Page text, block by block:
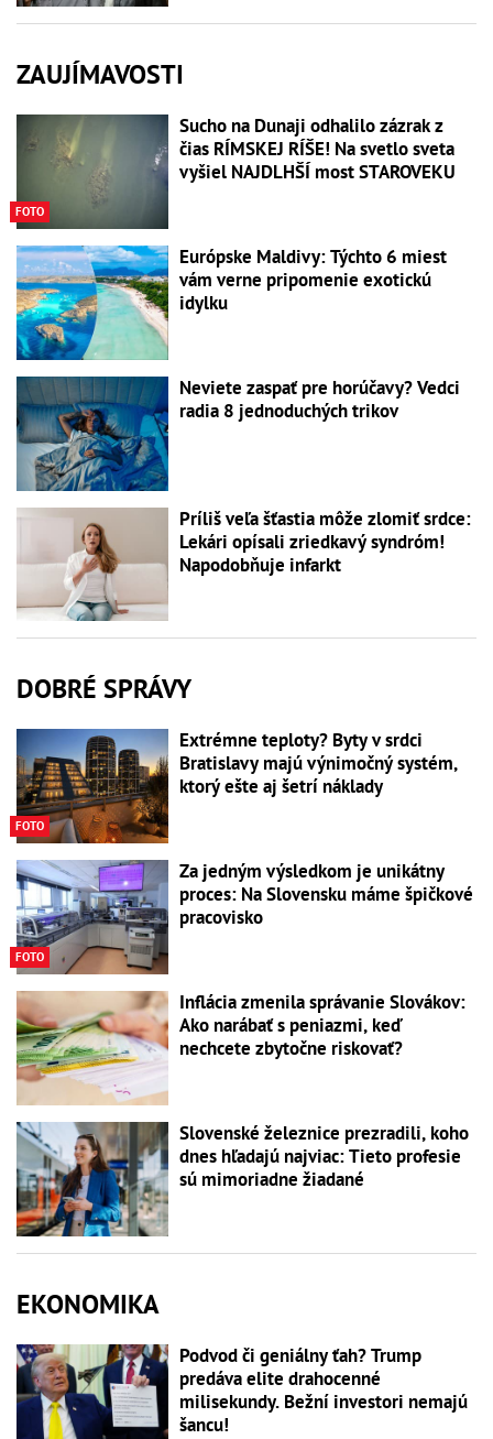
ZAUJÍMAVOSTI
FOTO
Sucho na Dunaji odhalilo zázrak z
čias RÍMSKEJ RÍŠE! Na svetlo sveta
vyšiel NAJDLHŠÍ most STAROVEKU
Európske Maldivy: Týchto 6 miest
vám verne pripomenie exotickú
idylku
Neviete zaspať pre horúčavy? Vedci
radia 8 jednoduchých trikov
Príliš veľa šťastia môže zlomiť srdce:
Lekári opísali zriedkavý syndróm!
Napodobňuje infarkt
DOBRÉ SPRÁVY
FOTO
Extrémne teploty? Byty v srdci
Bratislavy majú výnimočný systém,
ktorý ešte aj šetrí náklady
FOTO
Za jedným výsledkom je unikátny
proces: Na Slovensku máme špičkové
pracovisko
Inflácia zmenila správanie Slovákov:
Ako narábať s peniazmi, keď
nechcete zbytočne riskovať?
Slovenské železnice prezradili, koho
dnes hľadajú najviac: Tieto profesie
sú mimoriadne žiadané
EKONOMIKA
Podvod či geniálny ťah? Trump
predáva elite drahocenné
milisekundy. Bežní investori nemajú
šancu!